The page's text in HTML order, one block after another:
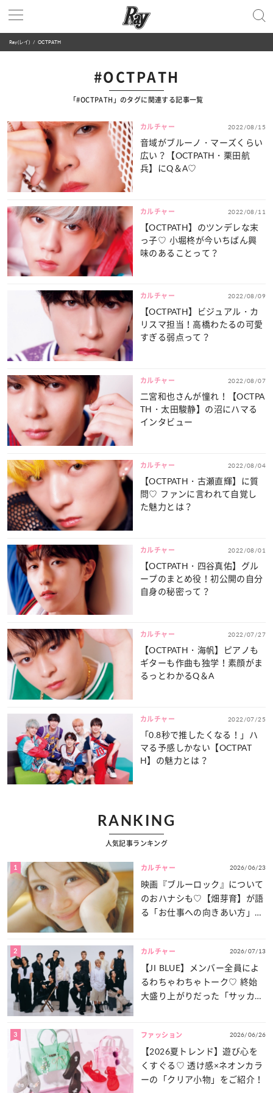
Ray(レイ) OCTPATH
#OCTPATH
「#OCTPATH」のタグに関連する記事一覧
カルチャー 2022/08/15
音域がブルーノ・マーズくらい
広い？【OCTPATH・栗田航
兵】にQ＆A♡
カルチャー 2022/08/11
【OCTPATH】のツンデレな末
っ子♡ 小堀柊が今いちばん興
味のあることって？
カルチャー 2022/08/09
【OCTPATH】ビジュアル・カ
リスマ担当！高橋わたるの可愛
すぎる弱点って？
カルチャー 2022/08/07
二宮和也さんが憧れ！【OCTPA
TH・太田駿静】の沼にハマる
インタビュー
カルチャー 2022/08/04
【OCTPATH・古瀬直輝】に質
問♡ ファンに言われて自覚し
た魅力とは？
カルチャー 2022/08/01
【OCTPATH・四谷真佑】グル
ープのまとめ役！初公開の自分
自身の秘密って？
カルチャー 2022/07/27
【OCTPATH・海帆】ピアノも
ギターも作曲も独学！素顔がま
るっとわかるQ＆A
カルチャー 2022/07/25
「0.8秒で推したくなる！」ハ
マる予感しかない【OCTPAT
H】の魅力とは？
RANKING
人気記事ランキング
1 カルチャー 2026/06/23
映画『ブルーロック』について
のおハナシも♡【畑芽育】が語
る「お仕事への向きあい方」と
2 カルチャー 2026/07/13
【JI BLUE】メンバー全員によ
るわちゃわちゃトーク♡ 終始
大盛り上がりだった「サッカー
3 ファッション 2026/06/26
【2026夏トレンド】遊び心を
くすぐる♡ 透け感×ネオンカラ
ーの「クリア小物」をご紹介！